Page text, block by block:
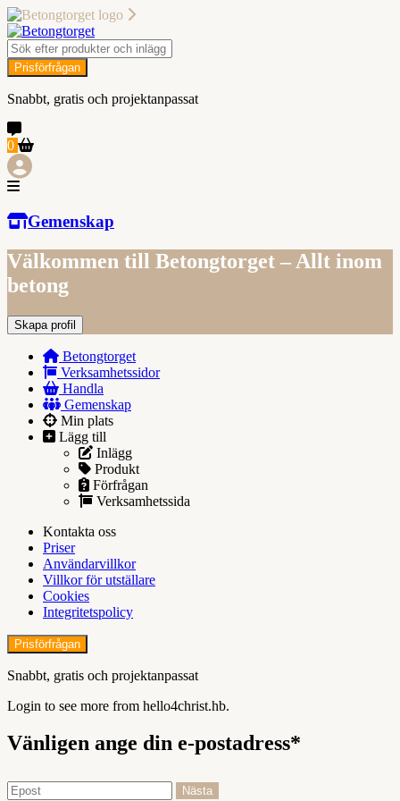
Prisförfrågan
Snabbt, gratis och projektanpassat
0
Gemenskap
Välkommen till Betongtorget – Allt inom
betong
Skapa profil
Betongtorget
Verksamhetssidor
Handla
Gemenskap
Min plats
Lägg till
Inlägg
Produkt
Förfrågan
Verksamhetssida
Kontakta oss
Priser
Användarvillkor
Villkor för utställare
Cookies
Integritetspolicy
Prisförfrågan
Snabbt, gratis och projektanpassat
Login to see more from hello4christ.hb.
Vänligen ange din e-postadress*